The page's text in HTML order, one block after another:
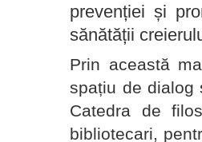
prevenției și
sănătății
Prin această
spațiu de dialog
Catedra de
bibliotecari,